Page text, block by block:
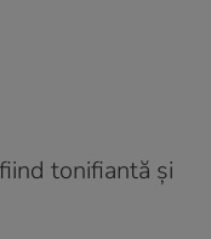
tonifiantă și